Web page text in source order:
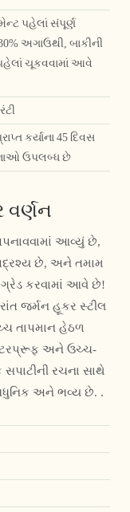
પહેલાં સંપૂર્ણ
અગાઉથી, બાકીની
ચૂકવવામાં આવે
કર્યાના 45 દિવસ
ઉપલબ્ધ છે
વર્ણન
આવ્યું છે,
છે, અને તમામ
કરવામાં આવે છે!
જર્મન હૂકર સ્ટીલ
તાપમાન હેઠળ
અને ઉચ્ચ-
સપાટીની રચના સાથે
અને ભવ્ય છે. .